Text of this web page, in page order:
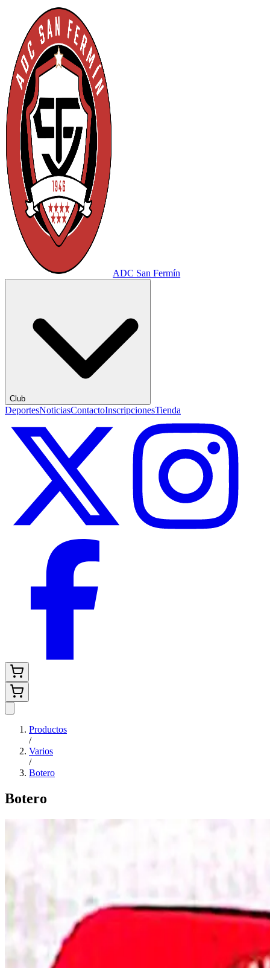
ADC San Fermín
Club
DeportesNoticiasContactoInscripcionesTienda
Productos
/
Varios
/
Botero
Botero